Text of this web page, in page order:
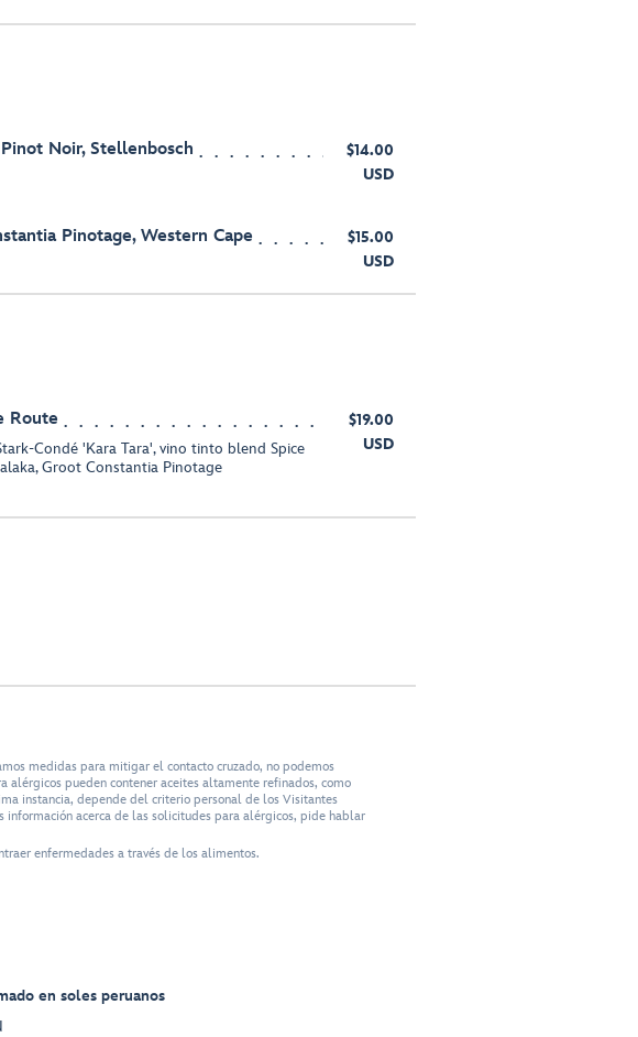
Noir, Stellenbosch
$14.00
USD
Pinotage, Western Cape
$15.00
USD
Route
Condé 'Kara Tara', vino tinto blend Spice
Groot Constantia Pinotage
$19.00
USD
medidas para mitigar el contacto cruzado, no podemos
pueden contener aceites altamente refinados, como
instancia, depende del criterio personal de los Visitantes
información acerca de las solicitudes para alérgicos, pide hablar
enfermedades a través de los alimentos.
en soles peruanos